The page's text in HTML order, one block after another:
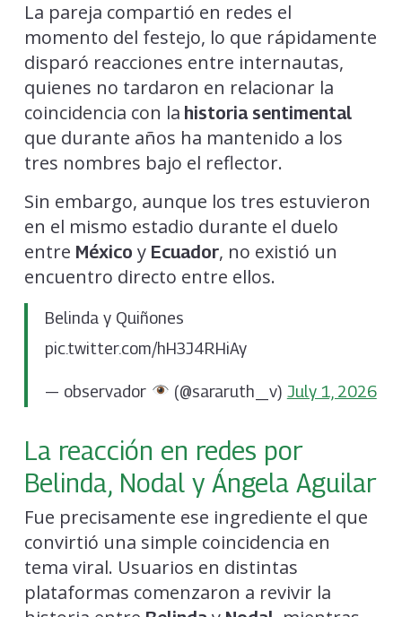
La pareja compartió en redes el
momento del festejo, lo que rápidamente
disparó reacciones entre internautas,
quienes no tardaron en relacionar la
coincidencia con la historia sentimental
que durante años ha mantenido a los
tres nombres bajo el reflector.
Sin embargo, aunque los tres estuvieron
en el mismo estadio durante el duelo
entre México y Ecuador, no existió un
encuentro directo entre ellos.
Belinda y Quiñones
pic.twitter.com/hH3J4RHiAy
— observador (@sararuth_v) July 1, 2026
La reacción en redes por
Belinda, Nodal y Ángela Aguilar
Fue precisamente ese ingrediente el que
convirtió una simple coincidencia en
tema viral. Usuarios en distintas
plataformas comenzaron a revivir la